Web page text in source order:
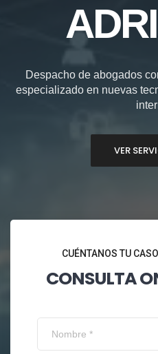
Despacho de abogados
especializado en nuevas
VER
CUÉNTANOS TU
CONSULTA